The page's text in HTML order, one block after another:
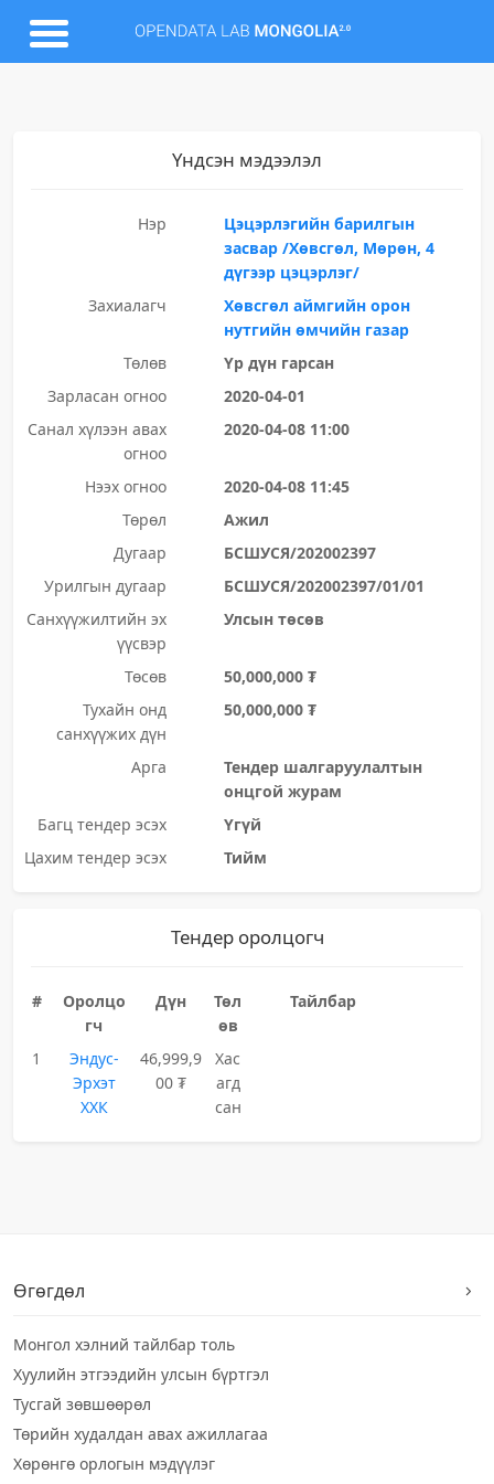
Үндсэн мэдээлэл
Нэр
Цэцэрлэгийн барилгын
засвар /Хөвсгөл, Мөрөн, 4
дүгээр цэцэрлэг/
Захиалагч
Хөвсгөл аймгийн орон
нутгийн өмчийн газар
Төлөв
Үр дүн гарсан
Зарласан огноо
2020-04-01
Санал хүлээн авах
огноо
2020-04-08 11:00
Нээх огноо
2020-04-08 11:45
Төрөл
Ажил
Дугаар
БСШУСЯ/202002397
Урилгын дугаар
БСШУСЯ/202002397/01/01
Санхүүжилтийн эх
үүсвэр
Улсын төсөв
Төсөв
50,000,000 ₮
Тухайн онд
санхүүжих дүн
50,000,000 ₮
Арга
Тендер шалгаруулалтын
онцгой журам
Багц тендер эсэх
Үгүй
Цахим тендер эсэх
Тийм
Тендер оролцогч
#
Оролцо
гч
Дүн
Төл
өв
Тайлбар
1
Эндус-
Эрхэт
ХХК
46,999,9
00 ₮
Хас
агд
сан
Өгөгдөл
Монгол хэлний тайлбар толь
Хуулийн этгээдийн улсын бүртгэл
Тусгай зөвшөөрөл
Төрийн худалдан авах ажиллагаа
Хөрөнгө орлогын мэдүүлэг